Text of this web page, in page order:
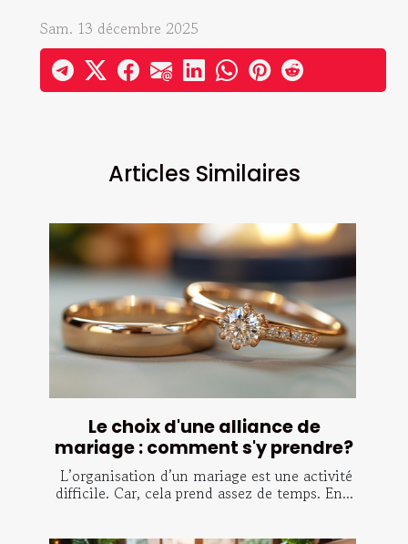
Articles Similaires
Le choix d'une alliance de
mariage : comment s'y prendre?
L’organisation d’un mariage est une activité
difficile. Car, cela prend assez de temps. En...
Sam. 13 décembre 2025